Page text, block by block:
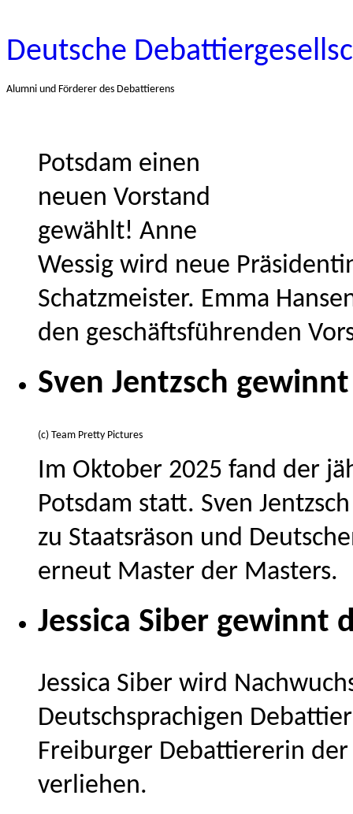
Deutsche
Alumni und Förderer des Debattierens
Potsdam einen
neuen Vorstand
gewählt! Anne
Wessig wird neue
Schatzmeister. Emma
den geschäftsführenden
Sven Jentzsch
(c) Team Pretty Pictures
Im Oktober 2025 fand der
Potsdam statt. Sven
zu Staatsräson und
erneut Master der Masters.
Jessica Siber gewinnt
Jessica Siber wird
Deutschsprachigen
Freiburger Debattiererin
verliehen.